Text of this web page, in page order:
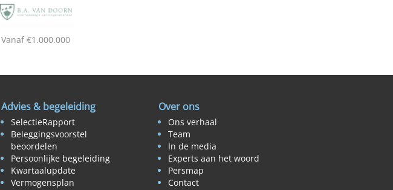
Vanaf €1.000.000
Advies & begeleiding
SelectieRapport
Beleggingsvoorstel
beoordelen
Persoonlijke begeleiding
Kwartaalupdate
Vermogensplan
Over ons
Ons verhaal
Team
In de media
Experts aan het woord
Persmap
Contact